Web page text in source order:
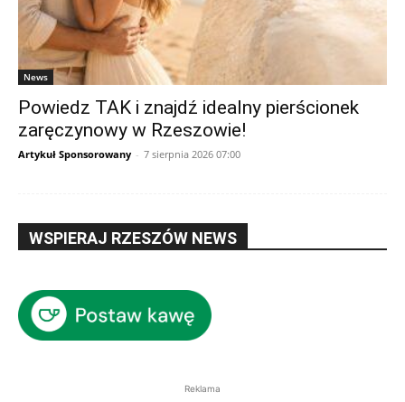
News
Powiedz TAK i znajdź idealny pierścionek
zaręczynowy w Rzeszowie!
Artykuł Sponsorowany - 7 sierpnia 2026 07:00
WSPIERAJ RZESZÓW NEWS
Reklama